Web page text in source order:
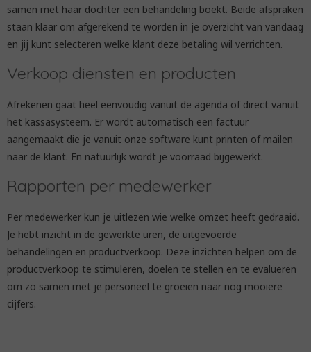
samen met haar dochter een behandeling boekt. Beide afspraken
staan klaar om afgerekend te worden in je overzicht van vandaag
en jij kunt selecteren welke klant deze betaling wil verrichten.
Verkoop diensten en producten
Afrekenen gaat heel eenvoudig vanuit de agenda of direct vanuit
het kassasysteem. Er wordt automatisch een factuur
aangemaakt die je vanuit onze software kunt printen of mailen
naar de klant. En natuurlijk wordt je voorraad bijgewerkt.
Rapporten per medewerker
Per medewerker kun je uitlezen wie welke omzet heeft gedraaid.
Je hebt inzicht in de gewerkte uren, de uitgevoerde
behandelingen en productverkoop. Deze inzichten helpen om de
productverkoop te stimuleren, doelen te stellen en te evalueren
om zo samen met je personeel te groeien naar nog mooiere
cijfers.